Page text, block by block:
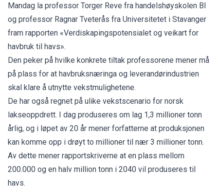
Mandag la professor Torger Reve fra handelshøyskolen BI
og professor Ragnar Tveterås fra Universitetet i Stavanger
fram rapporten «Verdiskapingspotensialet og veikart for
havbruk til havs».
Den peker på hvilke konkrete tiltak professorene mener må
på plass for at havbruksnæringa og leverandørindustrien
skal klare å utnytte vekstmulighetene.
De har også regnet på ulike vekstscenario for norsk
lakseoppdrett. I dag produseres om lag 1,3 millioner tonn
årlig, og i løpet av 20 år mener forfatterne at produksjonen
kan komme opp i drøyt to millioner til nær 3 millioner tonn.
Av dette mener rapportskriverne at en plass mellom
200.000 og en halv million tonn i 2040 vil produseres til
havs.